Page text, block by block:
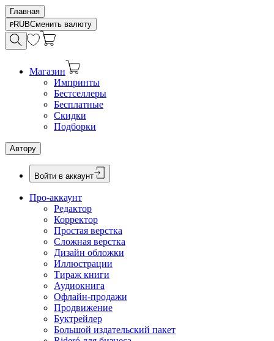
Главная
RUBСменить валюту
Магазин
Импринты
Бестселлеры
Бесплатные
Скидки
Подборки
Автору
Войти в аккаунт
Про-аккаунт
Редактор
Корректор
Простая верстка
Сложная верстка
Дизайн обложки
Иллюстрации
Тираж книги
Аудиокнига
Офлайн-продажи
Продвижение
Буктрейлер
Большой издательский пакет